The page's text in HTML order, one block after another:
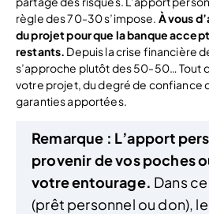
règle des 70-30 s’impose. À vous
du projet pour que la banque
restants. Depuis la crise financière
s’approche plutôt des 50-50… Tout
votre projet, du degré de confiance
garanties apportées.
Remarque : L’apport
provenir de vos poches
votre entourage. Dans
(prêt personnel ou don),